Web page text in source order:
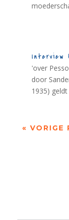
Interview
'over
door
1935)
« VORIGE